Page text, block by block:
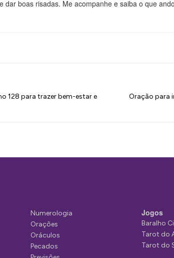
e dar boas risadas. Me acompanhe e saiba o que
128 para trazer bem-estar e
Oração para
Numerologia
Orações
Oráculos
Pecados
Jogos
Baralho
Tarot do
Tarot do